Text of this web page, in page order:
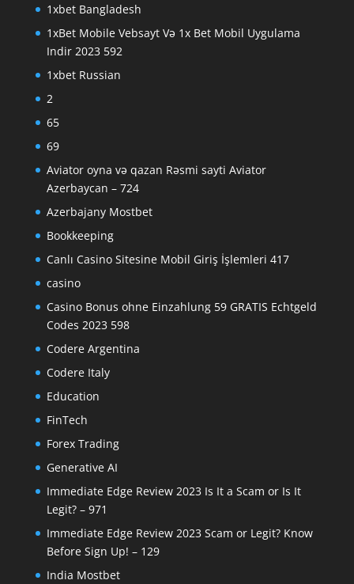
1xbet Bangladesh
1xBet Mobile Vebsayt Və 1x Bet Mobil Uygulama
Indir 2023 592
1xbet Russian
2
65
69
Aviator oyna və qazan Rəsmi sayti Aviator
Azerbaycan – 724
Azerbajany Mostbet
Bookkeeping
Canlı Casino Sitesine Mobil Giriş İşlemleri 417
casino
Casino Bonus ohne Einzahlung 59 GRATIS Echtgeld
Codes 2023 598
Codere Argentina
Codere Italy
Education
FinTech
Forex Trading
Generative AI
Immediate Edge Review 2023 Is It a Scam or Is It
Legit? – 971
Immediate Edge Review 2023 Scam or Legit? Know
Before Sign Up! – 129
India Mostbet